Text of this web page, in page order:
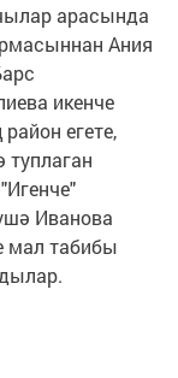
арасында
Ания
икенче
егете,
Иванова
мал табибы